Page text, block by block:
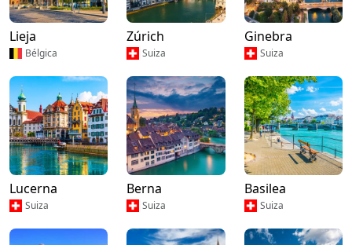
Lieja
Bélgica
Zúrich
Suiza
Ginebra
Suiza
Lucerna
Suiza
Berna
Suiza
Basilea
Suiza